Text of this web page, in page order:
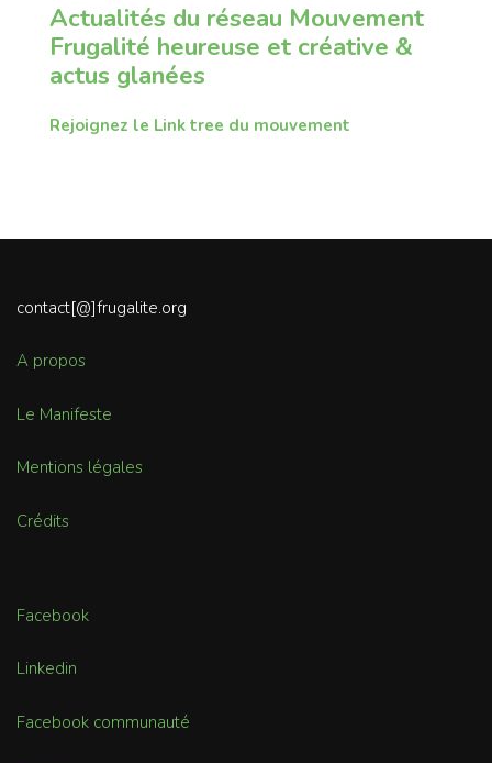
Actualités du réseau Mouvement
Frugalité heureuse et créative &
actus glanées
Rejoignez le Link tree du mouvement
contact[@]frugalite.org
A propos
Le Manifeste
Mentions légales
Crédits
Facebook
Linkedin
Facebook communauté